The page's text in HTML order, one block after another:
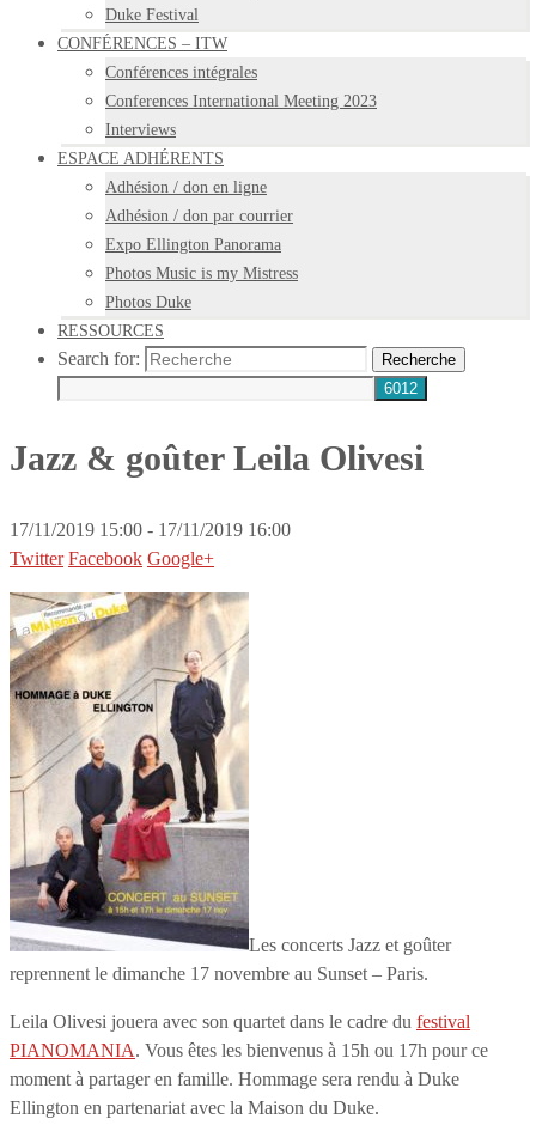
Duke Festival
CONFÉRENCES – ITW
Conférences intégrales
Conferences International Meeting 2023
Interviews
ESPACE ADHÉRENTS
Adhésion / don en ligne
Adhésion / don par courrier
Expo Ellington Panorama
Photos Music is my Mistress
Photos Duke
RESSOURCES
Search for: Recherche
Jazz & goûter Leila Olivesi
17/11/2019 15:00 - 17/11/2019 16:00
Twitter Facebook Google+
Les concerts Jazz et goûter
reprennent le dimanche 17 novembre au Sunset – Paris.
Leila Olivesi jouera avec son quartet dans le cadre du festival
PIANOMANIA. Vous êtes les bienvenus à 15h ou 17h pour ce
moment à partager en famille. Hommage sera rendu à Duke
Ellington en partenariat avec la Maison du Duke.